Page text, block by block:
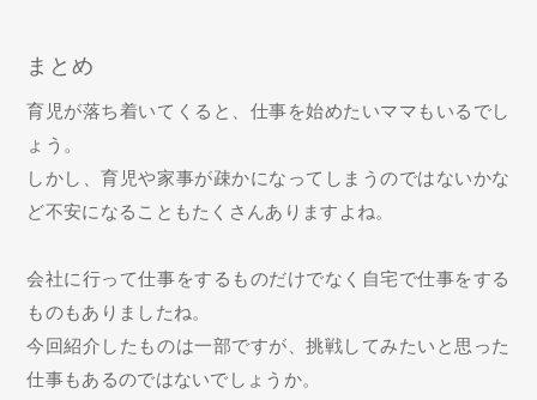
まとめ
育児が落ち着いてくると、仕事を始めたいママもいるでし
ょう。
しかし、育児や家事が疎かになってしまうのではないかな
ど不安になることもたくさんありますよね。
会社に行って仕事をするものだけでなく自宅で仕事をする
ものもありましたね。
今回紹介したものは一部ですが、挑戦してみたいと思った
仕事もあるのではないでしょうか。